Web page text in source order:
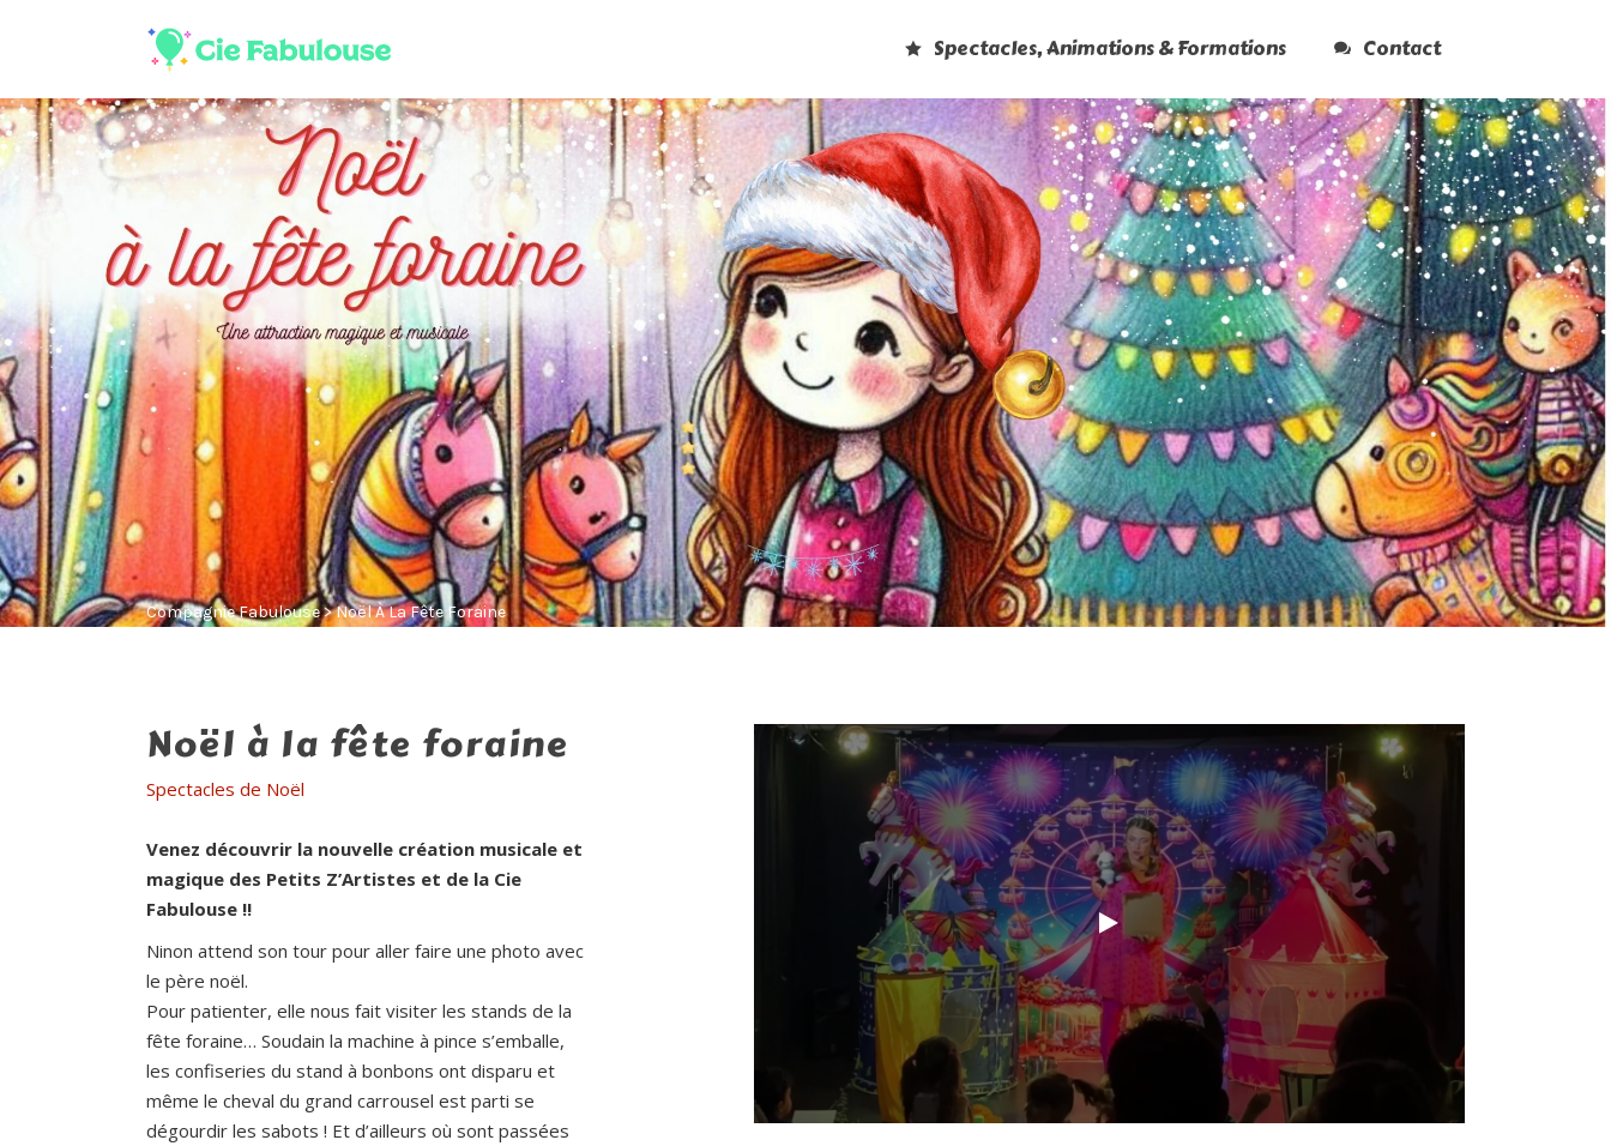
Spectacles, Animations & Formations Contact
Compagnie Fabulouse>Noël À La Fête Foraine
Noël à la fête foraine
Spectacles de Noël
Venez découvrir la nouvelle création musicale et
magique des Petits Z’Artistes et de la Cie
Fabulouse !!
Ninon attend son tour pour aller faire une photo avec
le père noël.
Pour patienter, elle nous fait visiter les stands de la
fête foraine… Soudain la machine à pince s’emballe,
les confiseries du stand à bonbons ont disparu et
même le cheval du grand carrousel est parti se
dégourdir les sabots ! Et d’ailleurs où sont passées